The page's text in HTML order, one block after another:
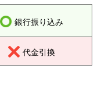
銀行振り込み
代金引換